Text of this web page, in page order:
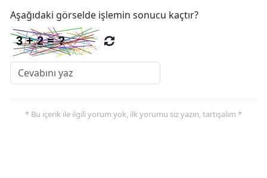
Aşağıdaki görselde işlemin sonucu kaçtır?
* Bu içerik ile ilgili yorum yok, ilk yorumu siz yazın, tartışalım *